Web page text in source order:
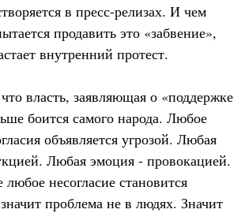
в пресс-релизах. И чем
продавить это «забвение»,
внутренний протест.
власть, заявляющая о «поддержке
боится самого народа. Любое
объявляется угрозой. Любая
Любая эмоция - провокацией.
несогласие становится
проблема не в людях. Значит